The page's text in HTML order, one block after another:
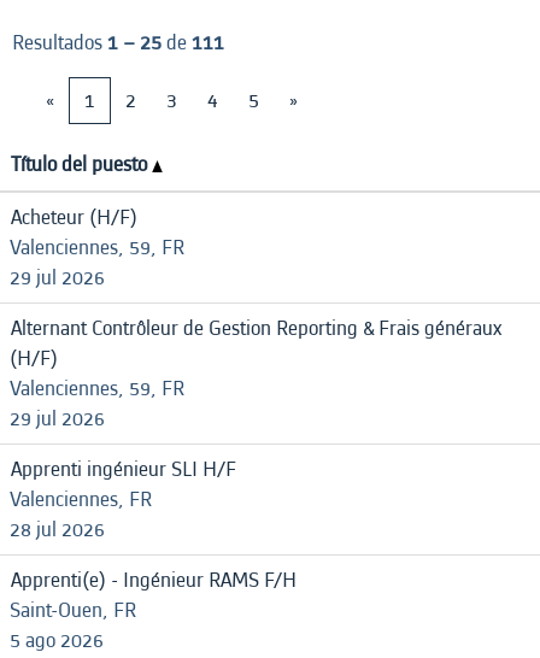
Resultados1 – 25de111
«
1 2 3 4 5 »
Título del puesto
Acheteur (H/F)
Valenciennes, 59, FR
29 jul 2026
Alternant Contrôleur de Gestion Reporting & Frais généraux
(H/F)
Valenciennes, 59, FR
29 jul 2026
Apprenti ingénieur SLI H/F
Valenciennes, FR
28 jul 2026
Apprenti(e) - Ingénieur RAMS F/H
Saint-Ouen, FR
5 ago 2026